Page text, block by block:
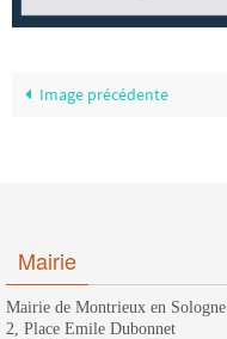
Image précédente
Mairie
Mairie de Montrieux en Sologne
2, Place Emile Dubonnet